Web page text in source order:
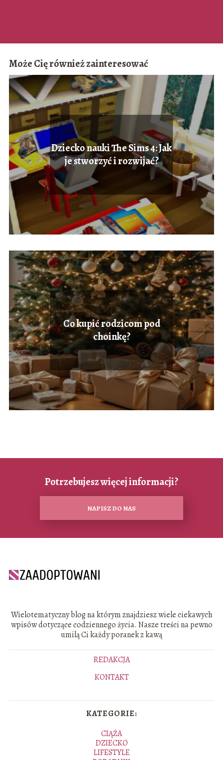
Może Cię również zainteresować
Dziecko nauki The Sims 4: Jak
je stworzyć i rozwijać?
Co kupić rodzicom pod
choinkę?
Potrzebujesz więcej informacji?
NAPISZ DO NAS
Wielotematyczny blog na którym znajdziesz wiele ciekawych
wpisów dotyczące codziennego życia. Nasze treści na pewno
umilą Ci każdy poranek z kawą
REDAKCJA
KONTAKT
KATEGORIE:
CIĄŻA
DZIECKO
LIFESTYLE